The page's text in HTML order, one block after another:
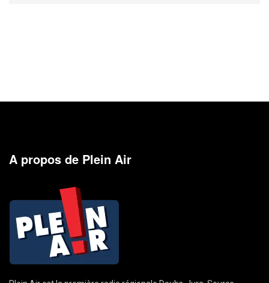
A propos de Plein Air